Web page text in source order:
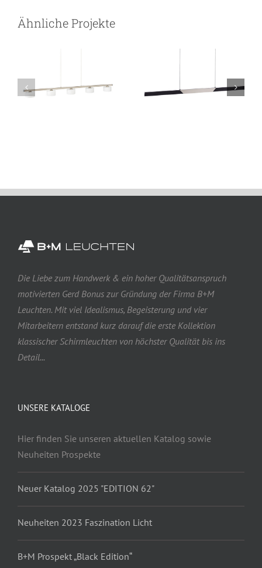
Ähnliche Projekte
Pendelleuchte
Die Liebe zum Handwerk & ein hoher Qualitätsanspruch
motivierten Gerd Bonus zur Gründung der Firma B+M
Leuchten. Mit viel Idealismus, Begeisterung und vier
Mitarbeitern entstand kurz darauf die erste Kollektion
klassischer Schirmleuchten von höchster Qualität bis ins
Detail...
UNSERE KATALOGE
Hier finden Sie unseren aktuellen Katalog sowie
Neuheiten Prospekte
Neuer Katalog 2025 "EDITION 62"
Neuheiten 2023 Faszination Licht
B+M Prospekt „Black Edition“